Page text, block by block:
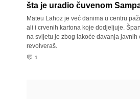
šta je uradio čuvenom
Mateu Lahoz je već danima u centru
ali i crvenih kartona koje dodjeljuje.
na svijetu je zbog lakoće davanja
revolveraš.
1